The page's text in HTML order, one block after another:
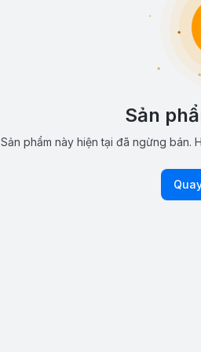
Sản
Sản phẩm này hiện tại đã ngừng bán.